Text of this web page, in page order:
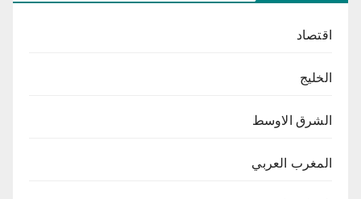
اقتصاد
الخليج
الشرق الاوسط
المغرب العربي